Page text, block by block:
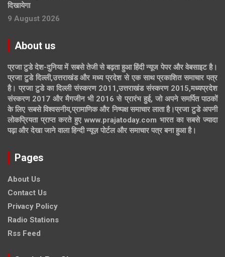
दिखायेगा
9 August 2026
About us
प्रजा टुडे देश-दुनिया में सबसे तेजी से बढ़ता हुआ हिंदी न्यूज पेपर और वेबसाइट है।
प्रजा टुडे दिल्ली,उत्तराखंड और मध्य प्रदेश से एक साथ प्रकाशित समाचार पत्र
है। प्रजा टुडे का दिल्ली संस्करण 2011,उत्तराखंड संस्करण 2015,मध्यप्रदेश
संस्करण 2017 और मैगजीन भी 2016 से प्रारंभ हुई, जो अपने समर्पित पाठकों
के लिए सबसे विश्वसनीय,प्रामाणिक और निष्पक्ष समाचार लाता है।प्रजा टुडे अपनी
लोकप्रियता प्राप्त करते हुए www.prajatoday.com भारत का सबसे ज्यादा
पढ़ा और देखा जाने वाला हिन्दी न्यूज़ पोर्टल और समाचार पत्र बना हुआ है।
Pages
About Us
Contact Us
Privacy Policy
Radio Stations
Rss Feed